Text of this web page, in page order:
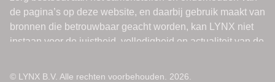
© LYNX B.V. Alle rechten voorbehouden. 2026.